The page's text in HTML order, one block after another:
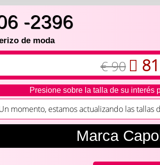
-2396
de moda
€ 90 81
Presione sobre la talla de su interés
momento, estamos actualizando las tallas
Marca